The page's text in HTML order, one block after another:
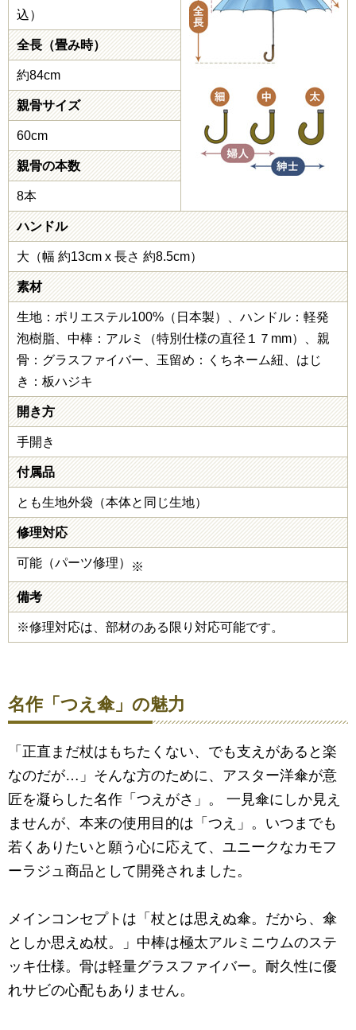
込）
全長（畳み時）
約84cm
親骨サイズ
60cm
親骨の本数
8本
ハンドル
大（幅 約13cm x 長さ 約8.5cm）
素材
生地：ポリエステル100%（日本製）、ハンドル：軽発
泡樹脂、中棒：アルミ（特別仕様の直径１７mm）、親
骨：グラスファイバー、玉留め：くちネーム紐、はじ
き：板ハジキ
開き方
手開き
付属品
とも生地外袋（本体と同じ生地）
修理対応
可能（パーツ修理） ※
備考
※修理対応は、部材のある限り対応可能です。
名作「つえ傘」の魅力
「正直まだ杖はもちたくない、でも支えがあると楽
なのだが…」そんな方のために、アスター洋傘が意
匠を凝らした名作「つえがさ」。 一見傘にしか見え
ませんが、本来の使用目的は「つえ」。いつまでも
若くありたいと願う心に応えて、ユニークなカモフ
ーラジュ商品として開発されました。
メインコンセプトは「杖とは思えぬ傘。だから、傘
としか思えぬ杖。」中棒は極太アルミニウムのステ
ッキ仕様。骨は軽量グラスファイバー。耐久性に優
れサビの心配もありません。